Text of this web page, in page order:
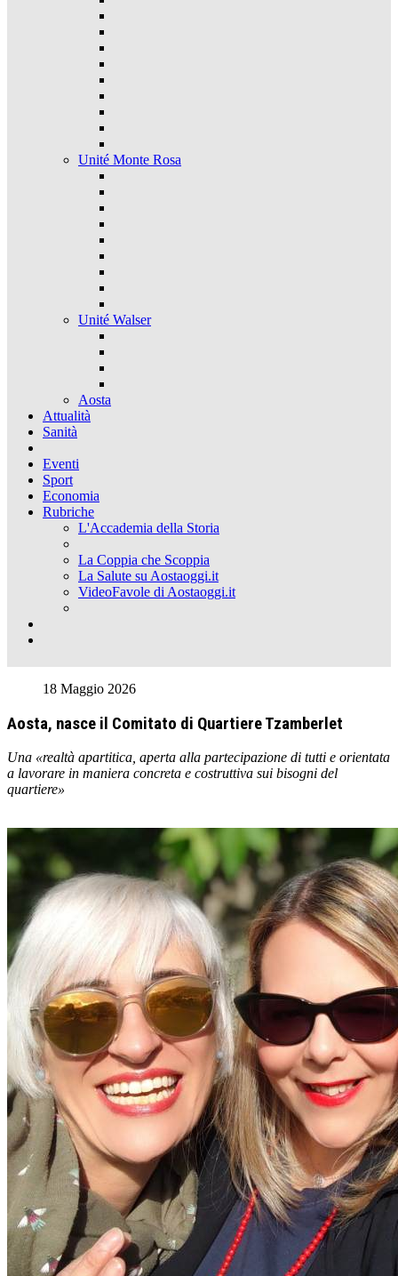
Unité Monte Rosa
Unité Walser
Aosta
Attualità
Sanità
Eventi
Sport
Economia
Rubriche
L'Accademia della Storia
La Coppia che Scoppia
La Salute su Aostaoggi.it
VideoFavole di Aostaoggi.it
18 Maggio 2026
Aosta, nasce il Comitato di Quartiere Tzamberlet
Una «realtà apartitica, aperta alla partecipazione di tutti e orientata
a lavorare in maniera concreta e costruttiva sui bisogni del
quartiere»